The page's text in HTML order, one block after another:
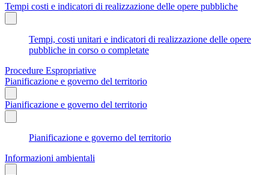
Tempi costi e indicatori di realizzazione delle opere pubbliche
Tempi, costi unitari e indicatori di realizzazione delle opere
pubbliche in corso o completate
Procedure Espropriative
Pianificazione e governo del territorio
Pianificazione e governo del territorio
Pianificazione e governo del territorio
Informazioni ambientali